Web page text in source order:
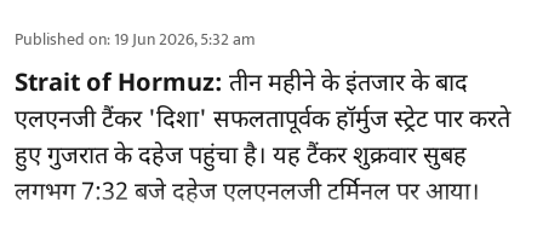
Published on:19 Jun 2026, 5:32 am
Strait of Hormuz: तीन महीने के इंतजार के बाद
एलएनजी टैंकर 'दिशा' सफलतापूर्वक हॉर्मुज स्ट्रेट पार करते
हुए गुजरात के दहेज पहुंचा है। यह टैंकर शुक्रवार सुबह
लगभग 7:32 बजे दहेज एलएनलजी टर्मिनल पर आया।